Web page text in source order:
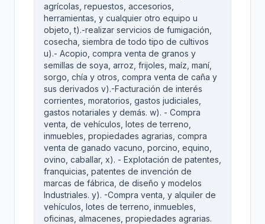
agrícolas, repuestos, accesorios,
herramientas, y cualquier otro equipo u
objeto, t).-realizar servicios de fumigación,
cosecha, siembra de todo tipo de cultivos
u).- Acopio, compra venta de granos y
semillas de soya, arroz, frijoles, maíz, maní,
sorgo, chía y otros, compra venta de caña y
sus derivados v).-Facturación de interés
corrientes, moratorios, gastos judiciales,
gastos notariales y demás. w). - Compra
venta, de vehículos, lotes de terreno,
inmuebles, propiedades agrarias, compra
venta de ganado vacuno, porcino, equino,
ovino, caballar, x). - Explotación de patentes,
franquicias, patentes de invención de
marcas de fábrica, de diseño y modelos
Industriales. y). -Compra venta, y alquiler de
vehículos, lotes de terreno, inmuebles,
oficinas, almacenes, propiedades agrarias.